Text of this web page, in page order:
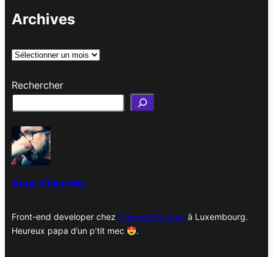
Archives
A
c
e
s
Rechercher
Ange Chierchia
Front-end developer chez Concept Factoryà Luxembourg.
Heureux papa d’un p’tit mec
.